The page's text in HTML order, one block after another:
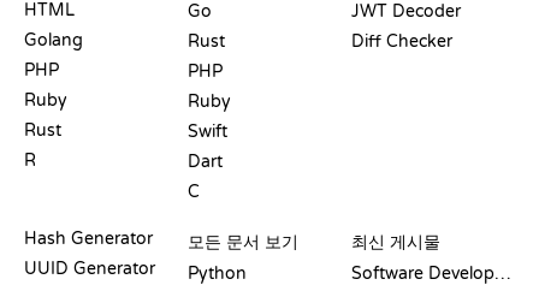
HTML
Golang
PHP
Ruby
Rust
R
Go
Rust
PHP
Ruby
Swift
Dart
C
JWT Decoder
Diff Checker
Hash Generator
UUID Generator
모든 문서 보기
Python
최신 게시물
Software Development